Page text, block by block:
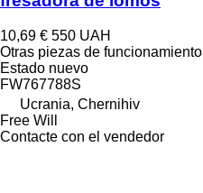
10,69 € 550 UAH
Otras piezas de funcionamiento
Estado nuevo
FW767788S
Ucrania, Chernihiv
Free Will
Contacte con el vendedor